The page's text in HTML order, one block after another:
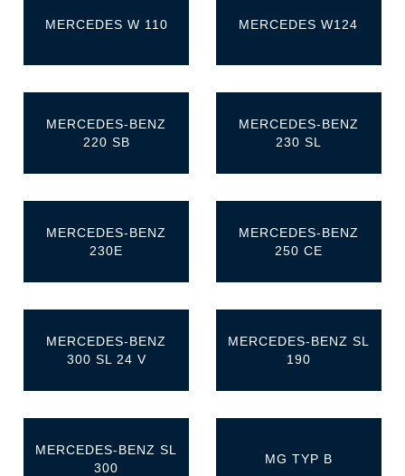
MERCEDES W 110 MERCEDES W124
MERCEDES-BENZ
220 SB
MERCEDES-BENZ
230 SL
MERCEDES-BENZ
230E
MERCEDES-BENZ
250 CE
MERCEDES-BENZ
300 SL 24 V
MERCEDES-BENZ SL
190
MERCEDES-BENZ SL
300
MG TYP B